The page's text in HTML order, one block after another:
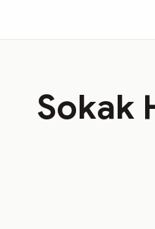
Sokak